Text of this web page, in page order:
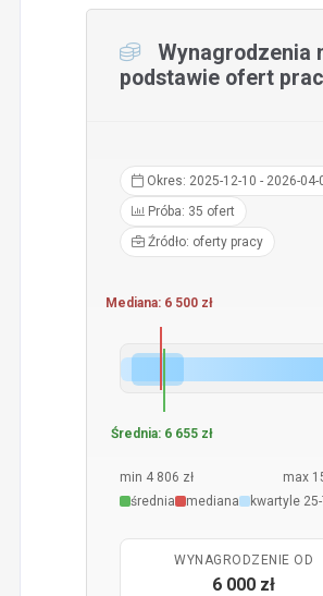
Wynagrodzenia
podstawie ofert
Okres: 2025-12-10 - 2026-04-
Próba: 35 ofert
Źródło: oferty pracy
Mediana: 6 500 zł
Średnia: 6 655 zł
min 4 806 zł
max
średnia
mediana kwartyle
WYNAGRODZENIE OD
6 000 zł